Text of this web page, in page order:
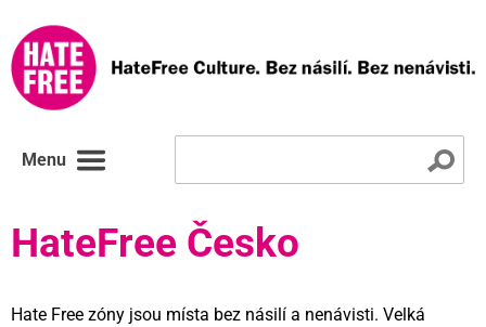
Menu
HateFree Česko
Hate Free zóny jsou místa bez násilí a nenávisti. Velká